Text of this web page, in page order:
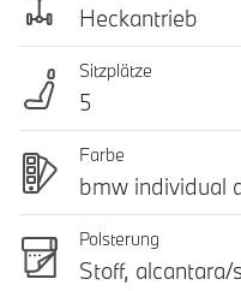
Heckantrieb
Sitzplätze
5
Farbe
bmw individual
Polsterung
Stoff,